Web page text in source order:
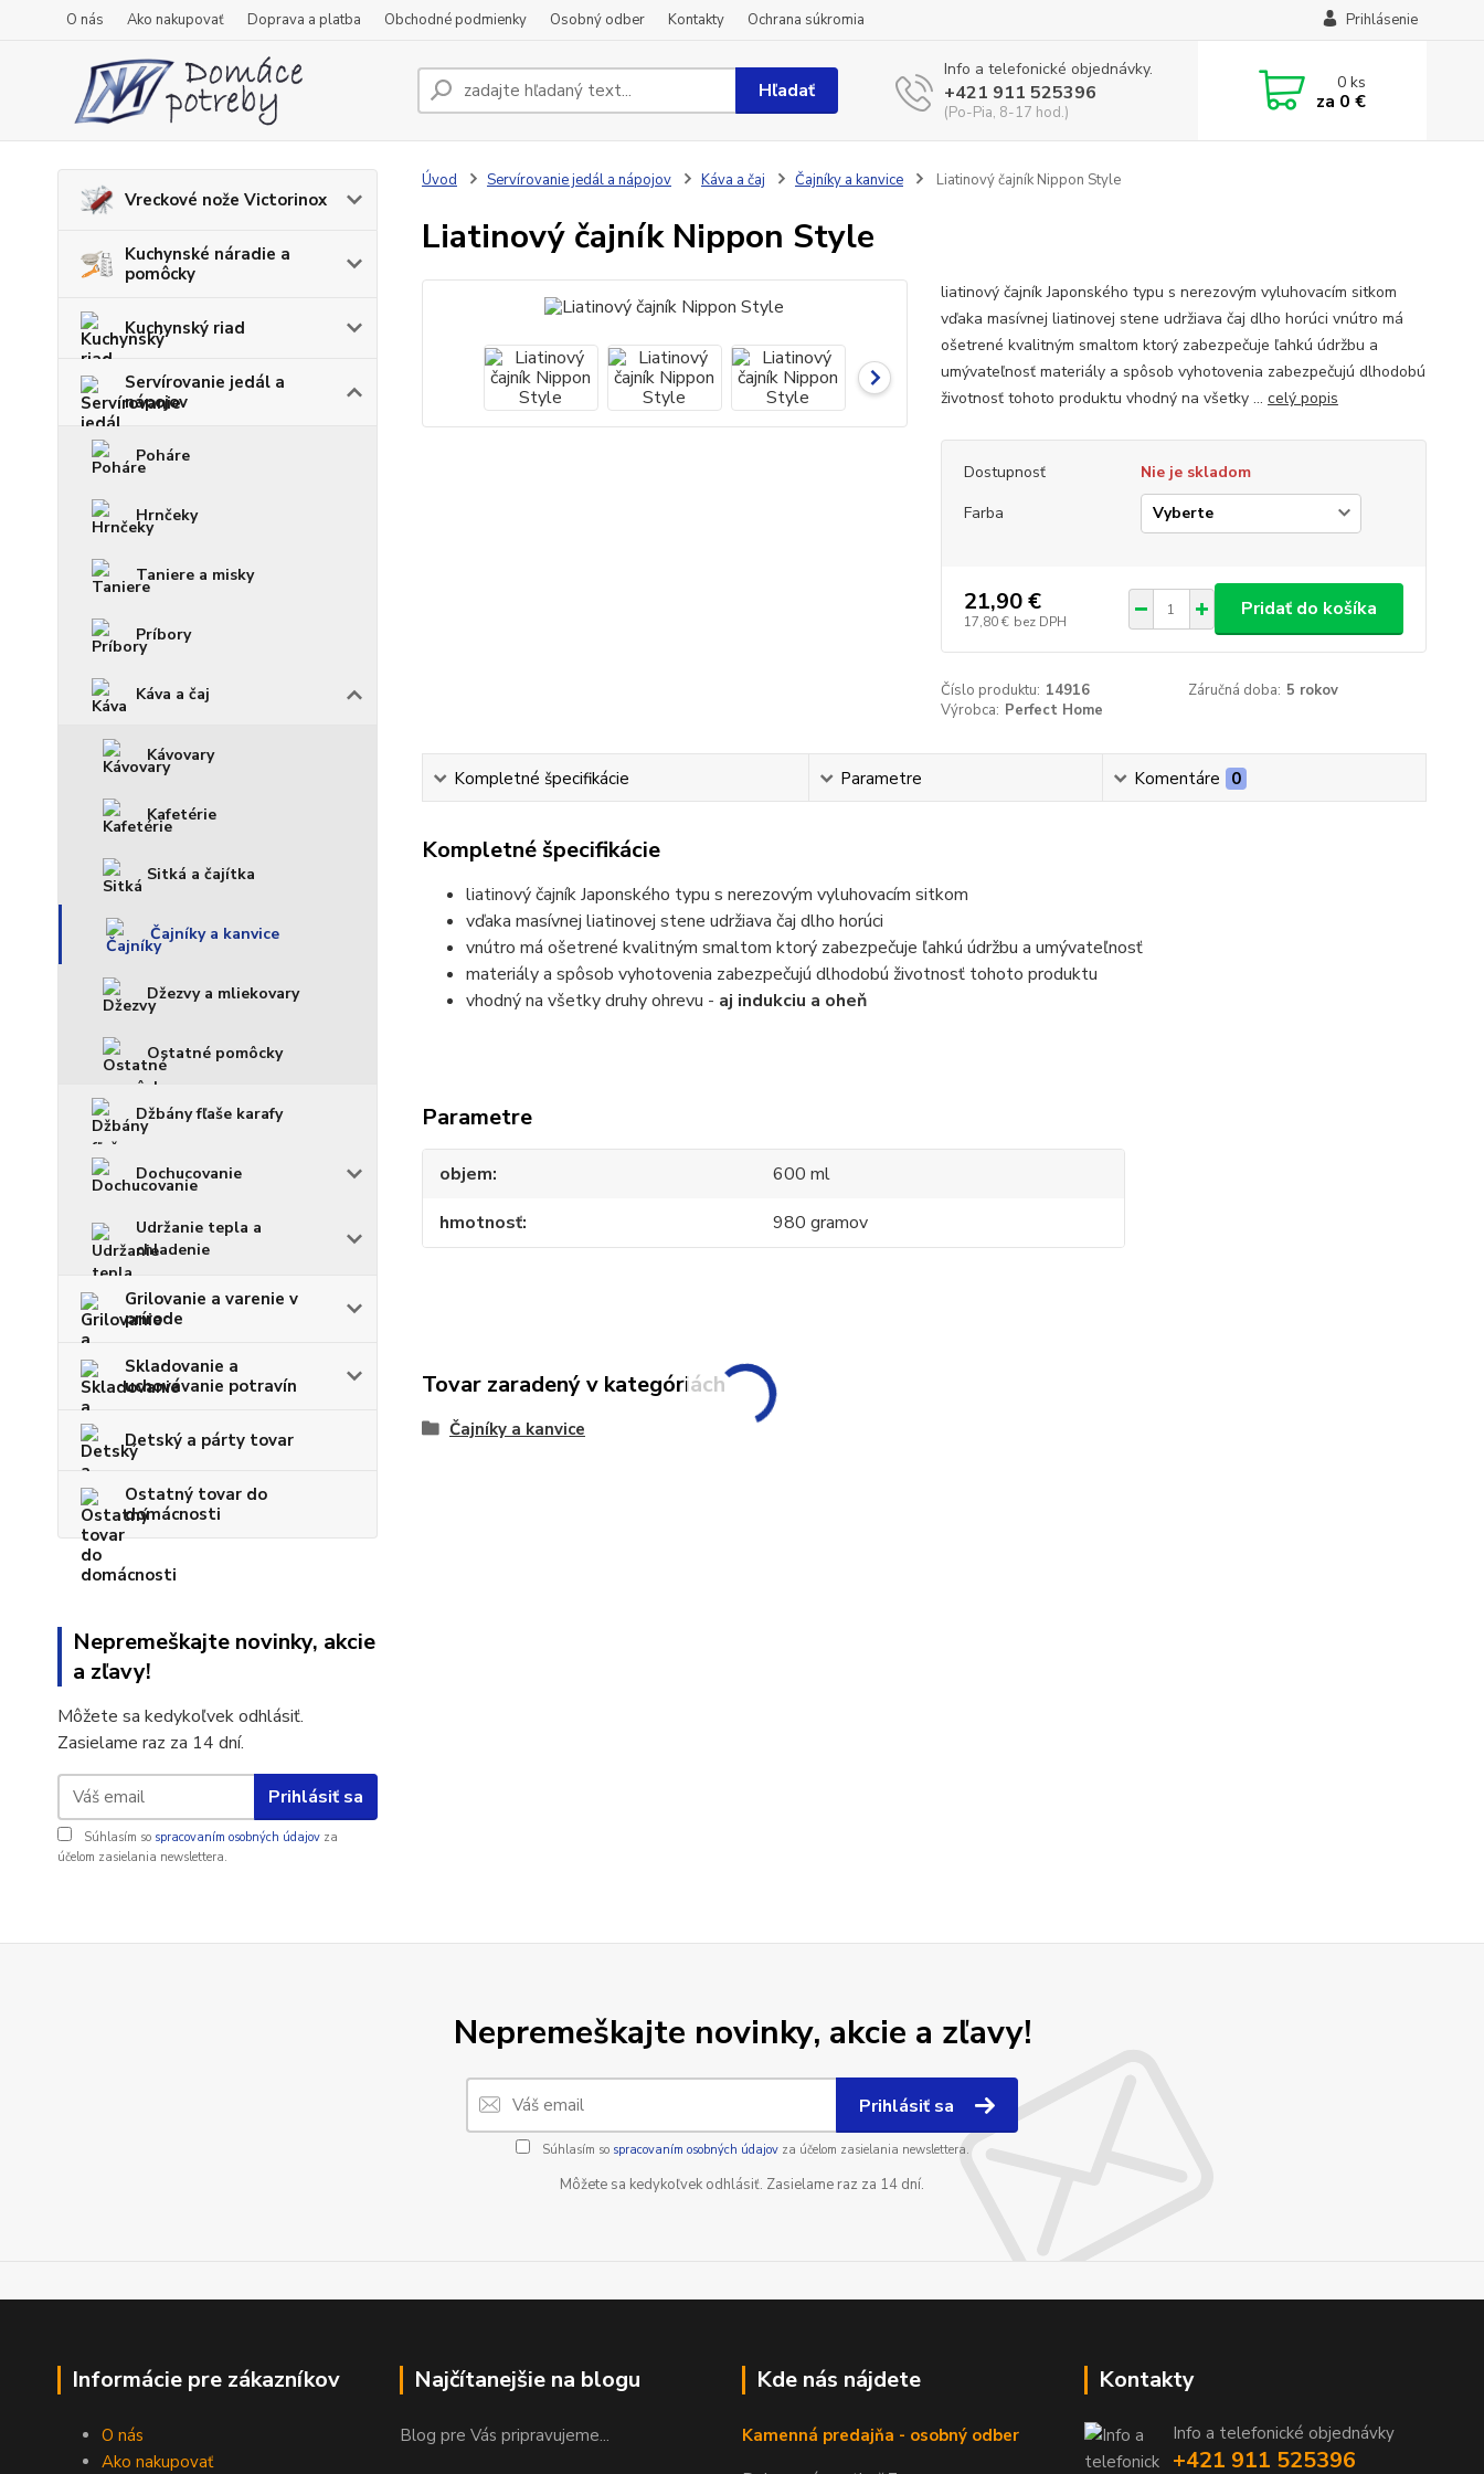
O nás Ako nakupovať Doprava a platba Obchodné podmienky Osobný odber Kontakty Ochrana súkromia Prihlásenie
Hľadať
Info a telefonické objednávky.
+421 911 525396
(Po-Pia, 8-17 hod.)
0ks
za 0 €
Vreckové nože Victorinox
Kuchynské náradie a
pomôcky
Kuchynský riad
Servírovanie jedál a
nápojov
Poháre
Hrnčeky
Taniere a misky
Príbory
Káva a čaj
Kávovary
Kafetérie
Sitká a čajítka
Čajníky a kanvice
Džezvy a mliekovary
Ostatné pomôcky
Džbány fľaše karafy
Dochucovanie
Udržanie tepla a
chladenie
Grilovanie a varenie v
prírode
Skladovanie a
uchovávanie potravín
Detský a párty tovar
Ostatný tovar do
domácnosti
Nepremeškajte novinky, akcie
a zľavy!
Môžete sa kedykoľvek odhlásiť.
Zasielame raz za 14 dní.
Prihlásiť sa
Súhlasím so spracovaním osobných údajov za
účelom zasielania newslettera.
Úvod Servírovanie jedál a nápojov Káva a čaj Čajníky a kanvice Liatinový čajník Nippon Style
Liatinový čajník Nippon Style
liatinový čajník Japonského typu s nerezovým vyluhovacím sitkom
vďaka masívnej liatinovej stene udržiava čaj dlho horúci vnútro má
ošetrené kvalitným smaltom ktorý zabezpečuje ľahkú údržbu a
umývateľnosť materiály a spôsob vyhotovenia zabezpečujú dlhodobú
životnosť tohoto produktu vhodný na všetky ... celý popis
Dostupnosť
Nie je skladom
Farba
21,90 €
17,80 € bez DPH
Pridať do košíka
Číslo produktu: 14916 Záručná doba: 5 rokov
Výrobca: Perfect Home
Kompletné špecifikácie Parametre Komentáre 0
Kompletné špecifikácie
liatinový čajník Japonského typu s nerezovým vyluhovacím sitkom
vďaka masívnej liatinovej stene udržiava čaj dlho horúci
vnútro má ošetrené kvalitným smaltom ktorý zabezpečuje ľahkú údržbu a umývateľnosť
materiály a spôsob vyhotovenia zabezpečujú dlhodobú životnosť tohoto produktu
vhodný na všetky druhy ohrevu - aj indukciu a oheň
Parametre
objem
600 ml
hmotnosť
980 gramov
Tovar zaradený v kategóriách
Čajníky a kanvice
Nepremeškajte novinky, akcie a zľavy!
Prihlásiť sa
Súhlasím so spracovaním osobných údajovza účelom zasielania newslettera.
Môžete sa kedykoľvek odhlásiť. Zasielame raz za 14 dní.
Informácie pre zákazníkov
O nás
Ako nakupovať
Najčítanejšie na blogu
Blog pre Vás pripravujeme...
Kde nás nájdete
Kamenná predajňa - osobný odber
Kontakty
Info a telefonické objednávky
+421 911 525396